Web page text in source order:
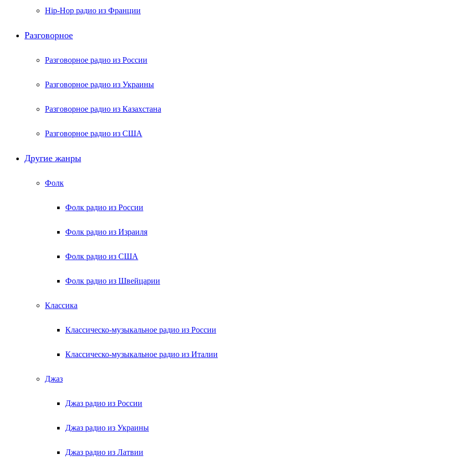
Hip-Hop радио из Франции
Разговорное
Разговорное радио из России
Разговорное радио из Украины
Разговорное радио из Казахстана
Разговорное радио из США
Другие жанры
Фолк
Фолк радио из России
Фолк радио из Израиля
Фолк радио из США
Фолк радио из Швейцарии
Классика
Классическо-музыкальное радио из России
Классическо-музыкальное радио из Италии
Джаз
Джаз радио из России
Джаз радио из Украины
Джаз радио из Латвии